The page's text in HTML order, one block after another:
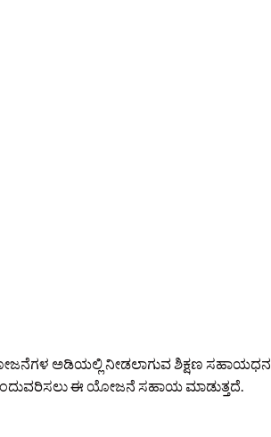
ಅಡಿಯಲ್ಲಿ ನೀಡಲಾಗುವ ಶಿಕ್ಷಣ ಸಹಾಯಧನ.
ಈ ಯೋಜನೆ ಸಹಾಯ ಮಾಡುತ್ತದೆ.